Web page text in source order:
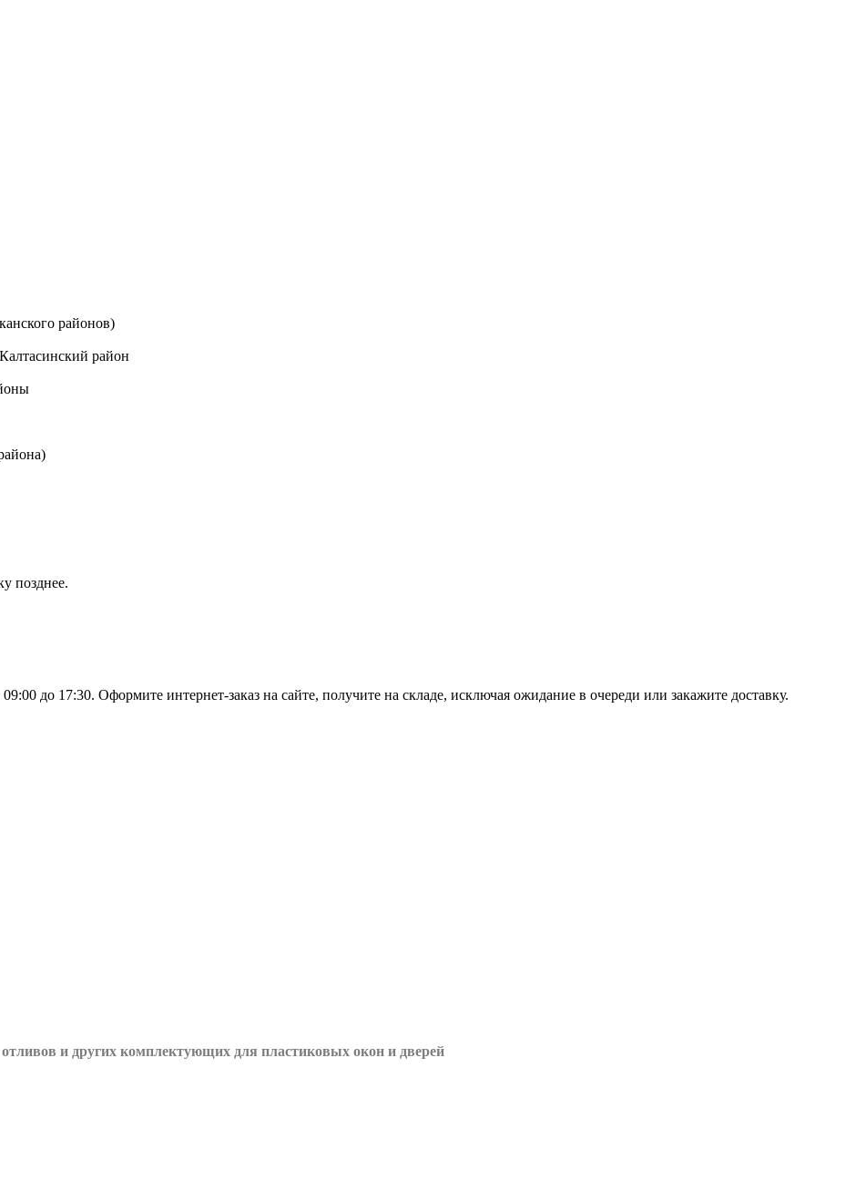
районов)
район
позднее.
до 17:30. Оформите интернет-заказ на сайте, получите на складе, исключая ожидание в очереди или закажите доставку.
и других комплектующих для пластиковых окон и дверей